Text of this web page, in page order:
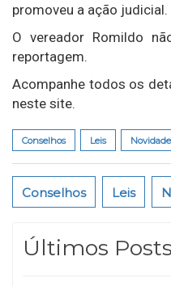
promoveu a ação judicial.
O vereador Romildo
reportagem.
Acompanhe todos os
neste site.
Conselhos Leis
Conselhos Leis
Últimos Posts